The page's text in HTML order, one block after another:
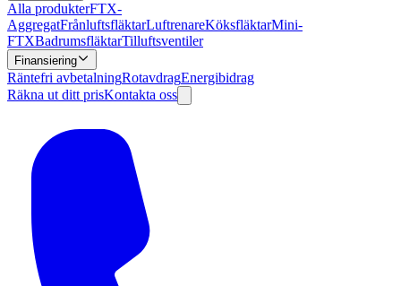
Alla produkterFTX-
AggregatFrånluftsfläktarLuftrenareKöksfläktarMini-
FTXBadrumsfläktarTilluftsventiler
Finansiering
Räntefri avbetalningRotavdragEnergibidrag
Räkna ut ditt prisKontakta oss